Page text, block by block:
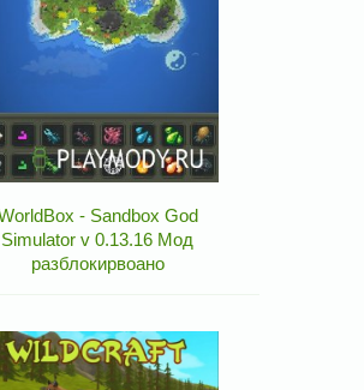
- Sandbox God
Simulator v 0.13.16 Мод
разблокирвоано